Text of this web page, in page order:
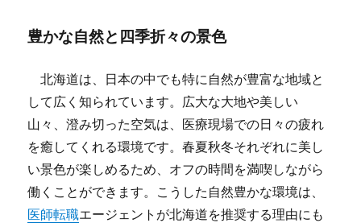
豊かな自然と四季折々の景色
北海道は、日本の中でも特に自然が豊富な地域と
して広く知られています。広大な大地や美しい
山々、澄み切った空気は、医療現場での日々の疲れ
を癒してくれる環境です。春夏秋冬それぞれに美し
い景色が楽しめるため、オフの時間を満喫しながら
働くことができます。こうした自然豊かな環境は、
医師転職エージェントが北海道を推奨する理由にも